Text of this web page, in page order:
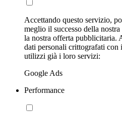
Accettando questo servizio,
meglio il successo della
la nostra offerta pubblicitaria.
dati personali crittografati con
utilizzi già i loro servizi:
Google Ads
Performance